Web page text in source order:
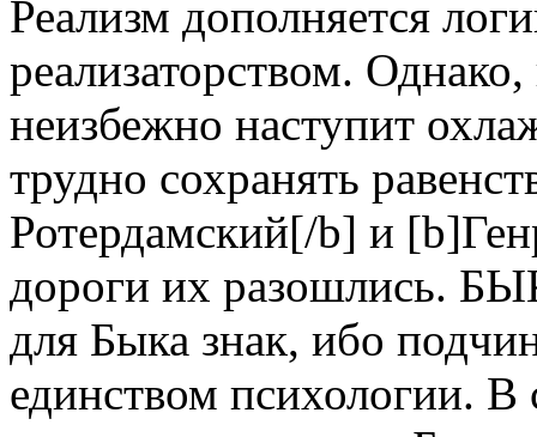
Реализм дополняется
реализаторством.
неизбежно наступит
трудно сохранять
Ротердамский[/b] и
дороги их разошлись.
для Быка знак, ибо
единством психологии. В